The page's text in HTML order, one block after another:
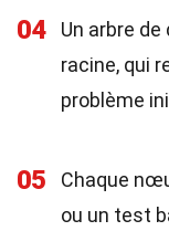
04
Un arbre
racine, qui
problème
05
Chaque
ou un test